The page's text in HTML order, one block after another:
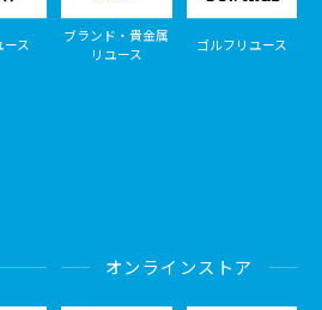
ース
ブランド・貴金属
リユース
ゴルフリユース
オンラインストア